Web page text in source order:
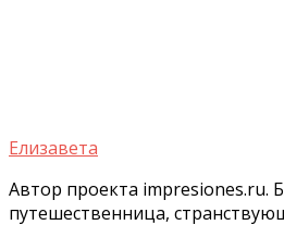
Елизавета
Автор проекта impresiones.ru.
путешественница,